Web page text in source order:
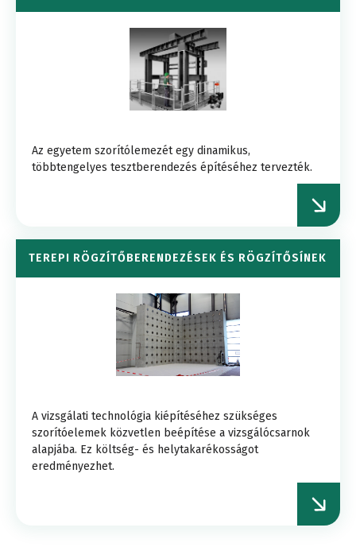
Az egyetem szorítólemezét egy dinamikus,
többtengelyes tesztberendezés építéséhez tervezték.
TEREPI RÖGZÍTŐBERENDEZÉSEK ÉS RÖGZÍTŐSÍNEK
A vizsgálati technológia kiépítéséhez szükséges
szorítóelemek közvetlen beépítése a vizsgálócsarnok
alapjába. Ez költség- és helytakarékosságot
eredményezhet.